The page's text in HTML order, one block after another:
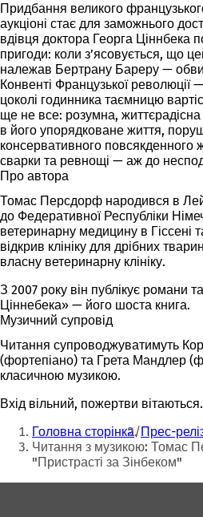
Придбання великого
аукціоні стає для заможнього
вдівця доктора Георга Ціннбека
пригоди: коли з’ясовується, що
належав Бертрану Бареру —
Конвенті Французької революції
цоколі годинника таємницю
ще не все: розумна,
в його упорядковане життя,
консервативного повсякденного
сварки та ревнощі — аж до
Про автора
Томас Персдорф народився в
до Федеративної Республіки
ветеринарну медицину в Гіссені
відкрив клініку для дрібних
власну ветеринарну клініку.
З 2007 року він публікує романи
Ціннебека» — його шоста книга.
Музичний супровід
Читання супроводжуватимуть
(фортепіано) та Грета Мандлер
класичною музикою.
Вхід вільний, пожертви вітаються.
Ти
тут:
Головна сторінка Прес-
Читання з музикою: Томас
"Пристрасті за Зінбеком"